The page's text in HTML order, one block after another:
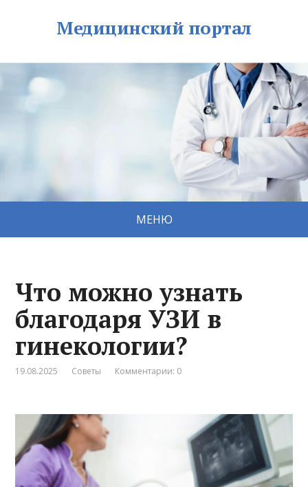
Медицинский портал
МЕНЮ
Что можно узнать
благодаря УЗИ в
гинекологии?
19.08.2025 Советы Комментарии: 0